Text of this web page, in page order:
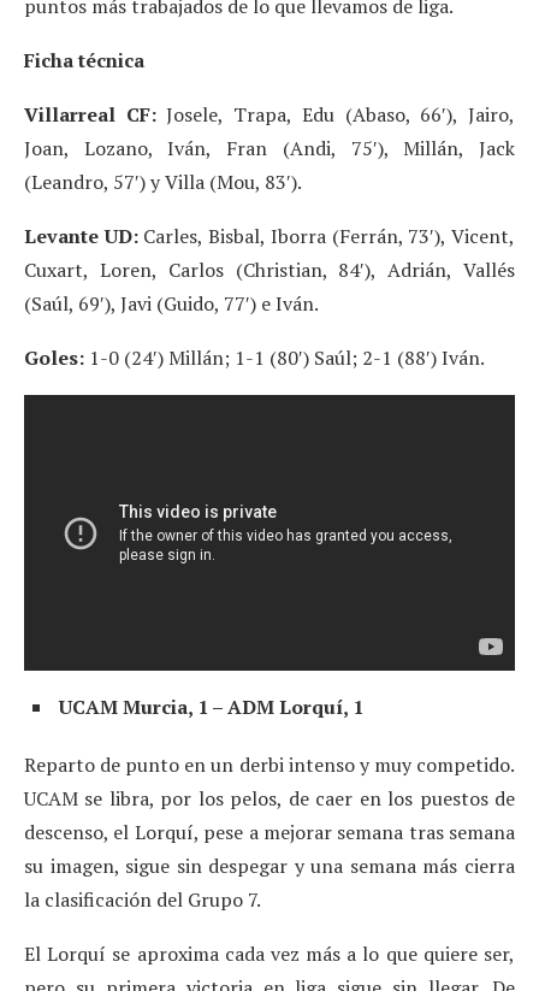
puntos más trabajados de lo que llevamos de liga.
Ficha técnica
Villarreal CF:Josele, Trapa, Edu (Abaso, 66′), Jairo,
Joan, Lozano, Iván, Fran (Andi, 75′), Millán, Jack
(Leandro, 57′) y Villa (Mou, 83′).
Levante UD:Carles, Bisbal, Iborra (Ferrán, 73′), Vicent,
Cuxart, Loren, Carlos (Christian, 84′), Adrián, Vallés
(Saúl, 69′), Javi (Guido, 77′) e Iván.
Goles: 1-0 (24′) Millán; 1-1 (80′) Saúl; 2-1 (88′) Iván.
UCAM Murcia, 1 – ADM Lorquí, 1
Reparto de punto en un derbi intenso y muy competido.
UCAM se libra, por los pelos, de caer en los puestos de
descenso, el Lorquí, pese a mejorar semana tras semana
su imagen, sigue sin despegar y una semana más cierra
la clasificación del Grupo 7.
El Lorquí se aproxima cada vez más a lo que quiere ser,